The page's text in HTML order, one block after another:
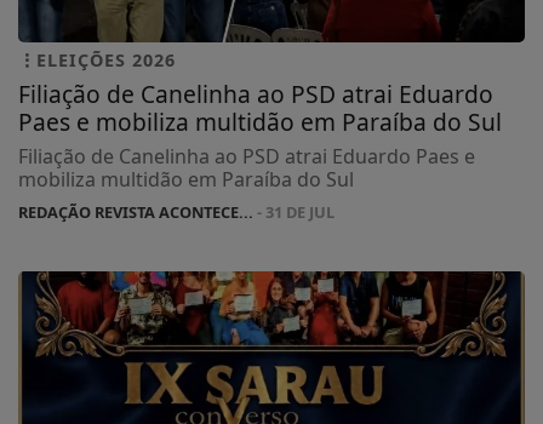
ELEIÇÕES 2026
Filiação de Canelinha ao PSD atrai Eduardo
Paes e mobiliza multidão em Paraíba do Sul
Filiação de Canelinha ao PSD atrai Eduardo Paes e
mobiliza multidão em Paraíba do Sul
REDAÇÃO REVISTA ACONTECE... - 31 DE JUL